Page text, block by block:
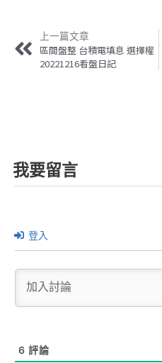
上一篇文章
區間盤整 台積電填息 選擇權
20221216看盤日記
我要留言
登入
6 評論